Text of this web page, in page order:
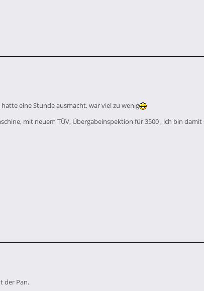
eine Stunde ausmacht, war viel zu wenig
mit neuem TÜV, Übergabeinspektion für 3500 , ich bin
der Pan.